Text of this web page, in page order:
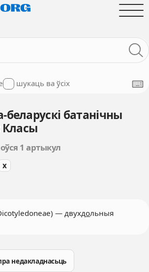
шукаць ва ўсіх
беларускі батанічны
Класы
1 артыкул
х
— двухдольныя
недакладнасьць